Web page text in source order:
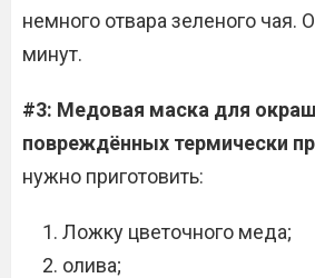
немного отвара зеленого чая.
минут.
#3: Медовая маска для
повреждённых термически
нужно приготовить:
Ложку цветочного меда;
олива;